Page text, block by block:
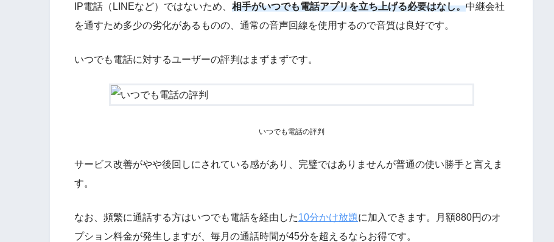
IP電話（LINEなど）ではないため、 相手がいつでも電話アプリを立ち上げる必要はなし。中継会社
を通すため多少の劣化があるものの、通常の音声回線を使用するので音質は良好です。
いつでも電話に対するユーザーの評判はまずまずです。
いつでも電話の評判
サービス改善がやや後回しにされている感があり、完璧ではありませんが普通の使い勝手と言えま
す。
なお、頻繁に通話する方はいつでも電話を経由した10分かけ放題に加入できます。
月額880円のオ
プション料金が発生しますが、毎月の通話時間が45分を超えるならお得です。